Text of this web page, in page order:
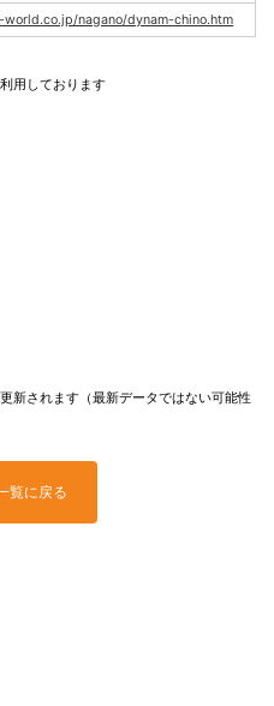
nagano/dynam-chino.htm
用しております
新されます（最新データではない可能性
覧に戻る